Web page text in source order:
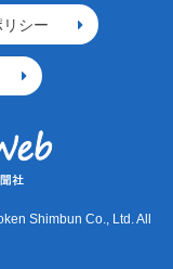
シー
Shimbun Co., Ltd. All